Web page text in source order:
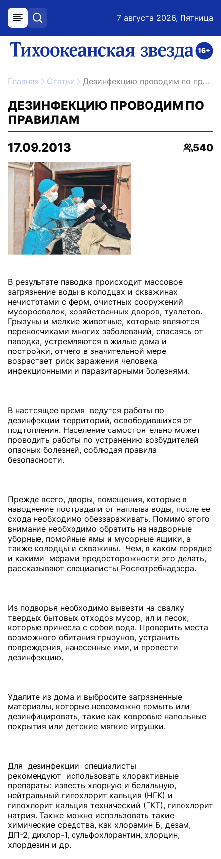
меню поиск 7 августа 2026, Пятница
ссылка на главную
Главная Статьи Дезинфекцию проводим по правилам
ДЕЗИНФЕКЦИЮ ПРОВОДИМ ПО
ПРАВИЛАМ
17.09.2013
540
В результате паводка происходит массовое
загрязнение воды в колодцах и скважинах
нечистотами с ферм, очистных сооружений,
мусоросвалок, хозяйственных дворов, туалетов.
Грызуны и мелкие животные, которые являются
переносчиками многих заболеваний, спасаясь от
паводка, устремляются в жилые дома и
постройки, отчего в значительной мере
возрастает риск заражения человека
инфекционными и паразитарными болезнями.
В настоящее время ведутся работы по
дезинфекции территорий, освободившихся от
подтопления. Население самостоятельно может
проводить работы по устранению возбудителей
опасных болезней, соблюдая правила
безопасности.
Прежде всего, дворы, помещения, которые в
наводнение пострадали от наплыва воды, после ее
схода необходимо обеззараживать. Помимо этого
внимание необходимо обратить на надворные
уборные, помойные ямы и мусорные ящики, а
также колодцы и скважины. Чем, в каком порядке
и какими мерами предосторожности это делать,
рассказывают специалисты Роспотребнадзора.
Из подворья необходимо вывезти на свалку
твердых бытовых отходов мусор, ил и песок,
которые принесла с собой вода. Проверить места
возможного обитания грызунов, устранить
повреждения, нанесенные ими, и провести
дезинфекцию.
Удалите из дома и выбросите загрязненные
материалы, которые невозможно помыть или
дезинфицировать, такие как ковровые напольные
покрытия или детские мягкие игрушки.
Для дезинфекции специалисты
рекомендуют использовать хлорактивные
препараты: известь хлорную и белильную,
нейтральный гипохлорит кальция (НГК) и
гипохлорит кальция технический (ГКТ), гипохлорит
натрия. Также можно использовать такие
химические средства, как хлорамин Б, дезам,
ДП-2, дихлор-1, сульфохлорантин, хлорцин,
хлордезин и др.